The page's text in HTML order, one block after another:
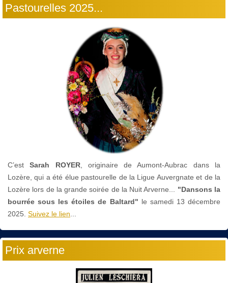
Pastourelles 2025...
C’estSarah ROYER, originaire de Aumont-Aubrac dans la
Lozère, qui a été élue pastourelle de la Ligue Auvergnate et de la
Lozère lors de la grande soirée de la Nuit Arverne... "Dansons la
bourrée sous les étoiles de Baltard" le samedi 13 décembre
2025. Suivez le lien...
Prix arverne